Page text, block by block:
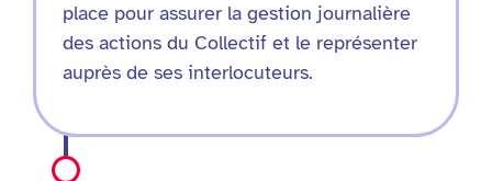
place pour assurer la gestion journalière
des actions du Collectif et le représenter
auprès de ses interlocuteurs.